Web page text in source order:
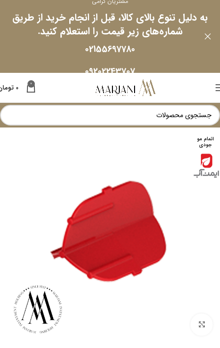
0
0
اتمام مو
جودی
به دلیل تنوع بالای کالا، قبل از انجام خرید از طریق
شماره‌های زیر قیمت را استعلام کنید.
02155697780
09202243707